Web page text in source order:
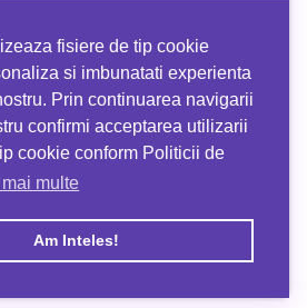
fisiere de tip cookie
si imbunatati experienta
Prin continuarea navigarii
confirmi acceptarea utilizarii
cookie conform Politicii de
multe
Am Inteles!
MYPROTEIN
40%reducere la orice comandă
folosind codul EATTRACK